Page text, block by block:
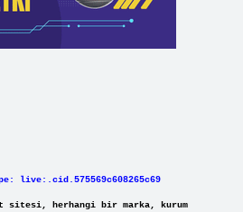
live:.cid.575569c608265c69
sitesi, herhangi bir marka, kurum